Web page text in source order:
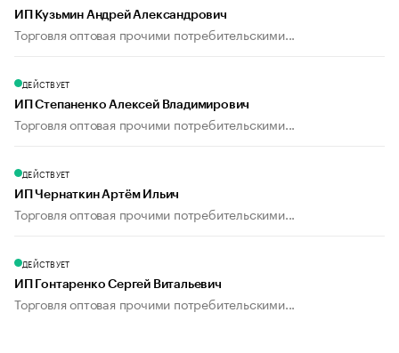
ИП Кузьмин Андрей Александрович
Торговля оптовая прочими потребительскими...
ДЕЙСТВУЕТ
ИП Степаненко Алексей Владимирович
Торговля оптовая прочими потребительскими...
ДЕЙСТВУЕТ
ИП Чернаткин Артём Ильич
Торговля оптовая прочими потребительскими...
ДЕЙСТВУЕТ
ИП Гонтаренко Сергей Витальевич
Торговля оптовая прочими потребительскими...